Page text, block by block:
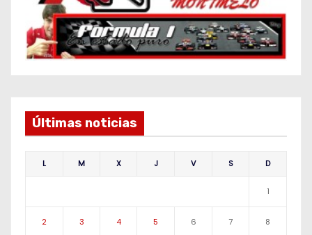
Últimas noticias
L M X J V S D
1
2 3 4 5 6 7 8